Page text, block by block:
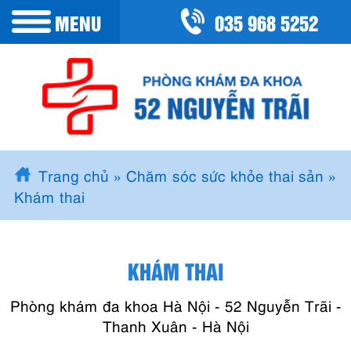
MENU 035 968 5252
Trang chủ » Chăm sóc sức khỏe thai sản »
Khám thai
KHÁM THAI
Phòng khám đa khoa Hà Nội - 52 Nguyễn Trãi -
Thanh Xuân - Hà Nội